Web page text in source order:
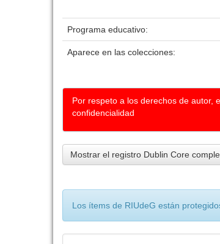
Programa educativo:
Aparece en las colecciones:
Por respeto a los derechos de autor,
confidencialidad
Mostrar el registro Dublin Core
Los ítems de RIUdeG están